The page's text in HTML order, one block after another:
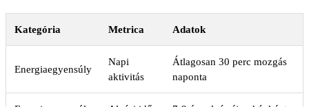
Kategória Metrica Adatok
Energiaegyensúly
Napi
aktivitás
Átlagosan 30 perc mozgás
naponta